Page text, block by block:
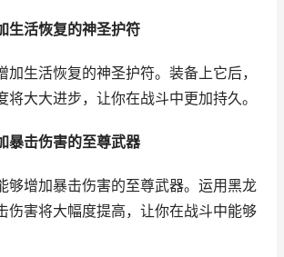
活恢复的神圣护符
加生活恢复的神圣护符。装备上它后，
将大大进步，让你在战斗中更加持久。
击伤害的至尊武器
够增加暴击伤害的至尊武器。运用黑龙
伤害将大幅度提高，让你在战斗中能够